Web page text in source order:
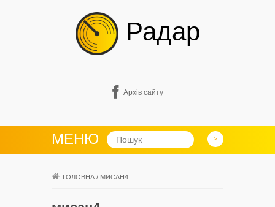
Радар
Архів сайту
МЕНЮ
ГОЛОВНА / МИСАН4